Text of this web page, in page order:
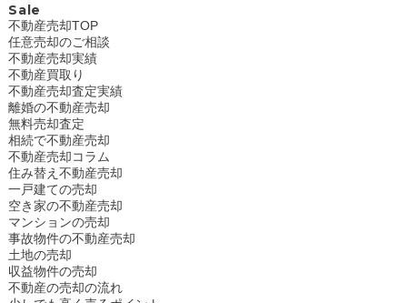
Sale
不動産売却TOP
任意売却のご相談
不動産売却実績
不動産買取り
不動産売却査定実績
離婚の不動産売却
無料売却査定
相続で不動産売却
不動産売却コラム
住み替え不動産売却
一戸建ての売却
空き家の不動産売却
マンションの売却
事故物件の不動産売却
土地の売却
収益物件の売却
不動産の売却の流れ